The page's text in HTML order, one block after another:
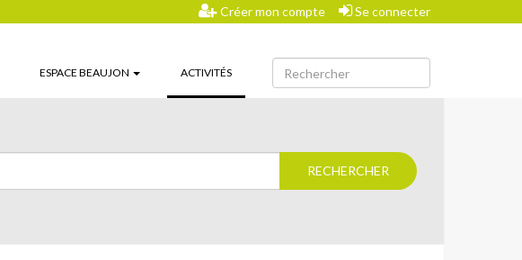
Créer mon compte Se connecter
ESPACE BEAUJON ACTIVITÉS(CURRENT)